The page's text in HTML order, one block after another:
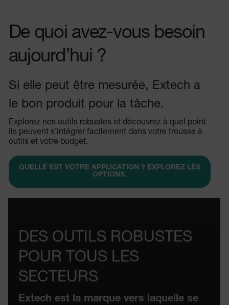
De quoi avez-vous besoin
aujourd’hui ?
Si elle peut être mesurée, Extech a
le bon produit pour la tâche.
Explorez nos outils robustes et découvrez à quel point
ils peuvent s’intégrer facilement dans votre trousse à
outils et votre budget.
QUELLE EST VOTRE APPLICATION ? EXPLOREZ LES
OPTIONS.
DES OUTILS ROBUSTES
POUR TOUS LES
SECTEURS
Extech est la marque vers laquelle se